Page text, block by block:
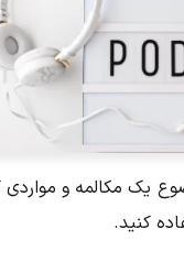
یک مکالمه و مواردی
کنید.